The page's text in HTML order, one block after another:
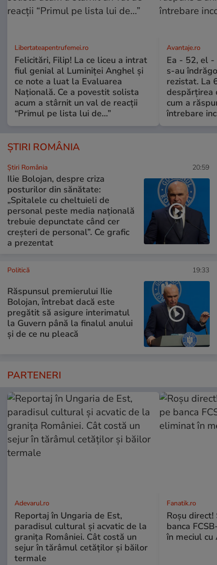
Libertateapentrufemei.ro
Felicitări, Filip! La ce liceu a intrat
fiul genial al Luminiței Anghel și
ce note a luat la Evaluarea
Națională. Ce a povestit solista
acum a stârnit un val de reacții
“Primul pe lista lui de…”
Avantaje.ro
Ea - 52, el -
s-au
rezistat. La
despărțirea
cum a
întrebare
ȘTIRI ROMÂNIA
Știri România 20:59
Ilie Bolojan, despre criza
posturilor din sănătate:
„Spitalele cu cheltuieli de
personal peste media națională
trebuie depunctate când cer
creșteri de personal”. Ce grafic
a prezentat
Politică 19:33
Răspunsul premierului Ilie
Bolojan, întrebat dacă este
pregătit să asigure interimatul
la Guvern până la finalul anului
și de ce nu pleacă
PARTENERI
Adevarul.ro
Reportaj în Ungaria de Est,
paradisul cultural și acvatic de la
granița României. Cât costă un
sejur în tărâmul cetăților și băilor
termale
Fanatik.ro
Roșu
banca
în meciul cu